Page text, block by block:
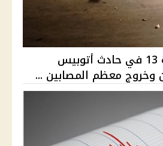
وفاة طفل وإصابة 13 في حادث أتوبيس
وخروج معظم المصابين ...